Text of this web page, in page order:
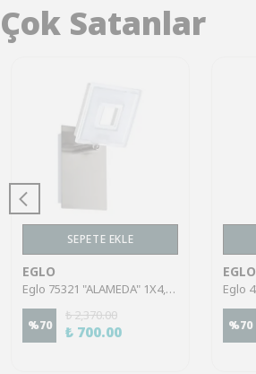
Çok Satanlar
SEPETE EKLE
EGLO
Eglo 75321 "ALAMEDA" 1X4,5W Çelik Nikel Mat Sıva Üstü Spot
%70
₺ 2,370.00
₺ 700.00
EGLO
%70